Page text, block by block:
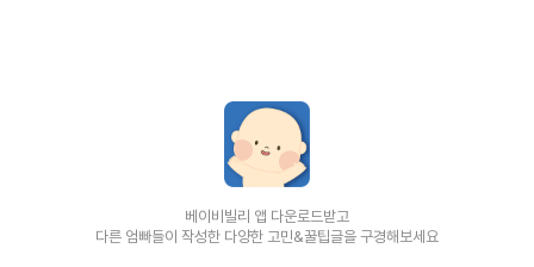
베이비빌리 앱 다운로드받고
다른 엄빠들이 작성한 다양한 고민&꿀팁글을 구경해보세요